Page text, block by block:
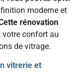
moderne et
rénovation
votre confort au
de vitrage.
vitrerie et